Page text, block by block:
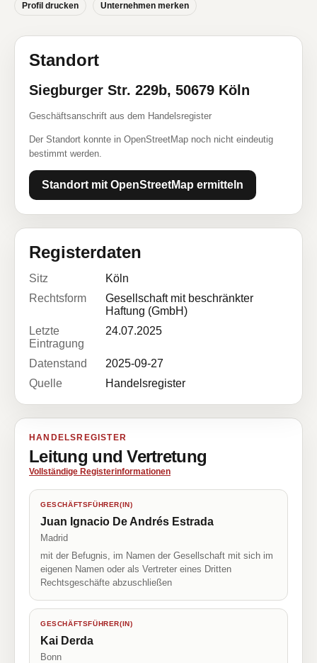
Profil drucken Unternehmen merken
Standort
Siegburger Str. 229b, 50679 Köln
Geschäftsanschrift aus dem Handelsregister
Der Standort konnte in OpenStreetMap noch nicht eindeutig
bestimmt werden.
Standort mit OpenStreetMap ermitteln
Registerdaten
Sitz
Köln
Rechtsform
Gesellschaft mit beschränkter
Haftung (GmbH)
Letzte
Eintragung
24.07.2025
Datenstand
2025-09-27
Quelle
Handelsregister
HANDELSREGISTER
Leitung und Vertretung
Vollständige Registerinformationen
GESCHÄFTSFÜHRER(IN)
Juan Ignacio De Andrés Estrada
Madrid
mit der Befugnis, im Namen der Gesellschaft mit sich im
eigenen Namen oder als Vertreter eines Dritten
Rechtsgeschäfte abzuschließen
GESCHÄFTSFÜHRER(IN)
Kai Derda
Bonn